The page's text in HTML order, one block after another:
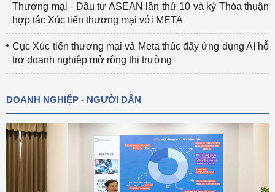
Thương mại - Đầu tư ASEAN lần thứ 10 và ký Thỏa thuận
hợp tác Xúc tiến thương mại với META
Cục Xúc tiến thương mại và Meta thúc đẩy ứng dụng AI hỗ
trợ doanh nghiệp mở rộng thị trường
DOANH NGHIỆP - NGƯỜI DÂN